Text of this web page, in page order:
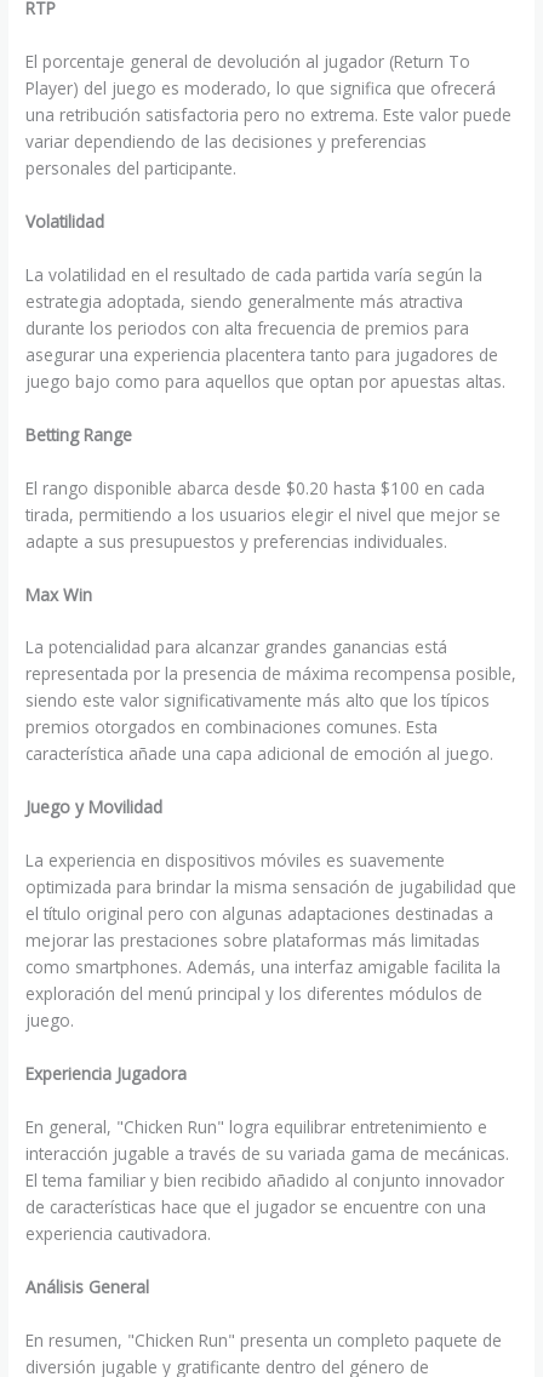
RTP
El porcentaje general de devolución al jugador (Return To
Player) del juego es moderado, lo que significa que ofrecerá
una retribución satisfactoria pero no extrema. Este valor puede
variar dependiendo de las decisiones y preferencias
personales del participante.
Volatilidad
La volatilidad en el resultado de cada partida varía según la
estrategia adoptada, siendo generalmente más atractiva
durante los periodos con alta frecuencia de premios para
asegurar una experiencia placentera tanto para jugadores de
juego bajo como para aquellos que optan por apuestas altas.
Betting Range
El rango disponible abarca desde $0.20 hasta $100 en cada
tirada, permitiendo a los usuarios elegir el nivel que mejor se
adapte a sus presupuestos y preferencias individuales.
Max Win
La potencialidad para alcanzar grandes ganancias está
representada por la presencia de máxima recompensa posible,
siendo este valor significativamente más alto que los típicos
premios otorgados en combinaciones comunes. Esta
característica añade una capa adicional de emoción al juego.
Juego y Movilidad
La experiencia en dispositivos móviles es suavemente
optimizada para brindar la misma sensación de jugabilidad que
el título original pero con algunas adaptaciones destinadas a
mejorar las prestaciones sobre plataformas más limitadas
como smartphones. Además, una interfaz amigable facilita la
exploración del menú principal y los diferentes módulos de
juego.
Experiencia Jugadora
En general, "Chicken Run" logra equilibrar entretenimiento e
interacción jugable a través de su variada gama de mecánicas.
El tema familiar y bien recibido añadido al conjunto innovador
de características hace que el jugador se encuentre con una
experiencia cautivadora.
Análisis General
En resumen, "Chicken Run" presenta un completo paquete de
diversión jugable y gratificante dentro del género de